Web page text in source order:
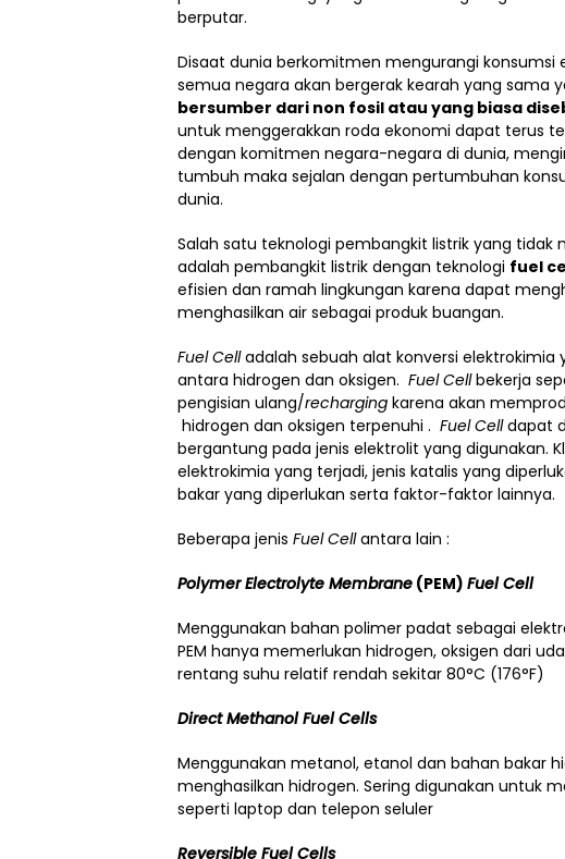
berputar.
Disaat dunia berkomitmen mengurangi
semua negara akan bergerak kearah yang sama
bersumber dari non fosil atau yang biasa
untuk menggerakkan roda ekonomi dapat terus
dengan komitmen negara-negara di dunia,
tumbuh maka sejalan dengan pertumbuhan
dunia.
Salah satu teknologi pembangkit listrik yang tidak
adalah pembangkit listrik dengan teknologi fuel
efisien dan ramah lingkungan karena dapat
menghasilkan air sebagai produk buangan.
Fuel Celladalah sebuah alat konversi elektrokimia
antara hidrogen dan oksigen. Fuel Cellbekerja
pengisian ulang/recharging karena akan
hidrogen dan oksigen terpenuhi . Fuel Celldapat
bergantung pada jenis elektrolit yang digunakan.
elektrokimia yang terjadi, jenis katalis yang
bakar yang diperlukan serta faktor-faktor lainnya.
Beberapa jenis Fuel Cellantara lain :
Polymer Electrolyte Membrane (PEM) Fuel Cell
Menggunakan bahan polimer padat sebagai
PEM hanya memerlukan hidrogen, oksigen dari
rentang suhu relatif rendah sekitar 80°C (176°F)
Direct Methanol Fuel Cells
Menggunakan metanol, etanol dan bahan bakar
menghasilkan hidrogen. Sering digunakan untuk
seperti laptop dan telepon seluler
Reversible Fuel Cells